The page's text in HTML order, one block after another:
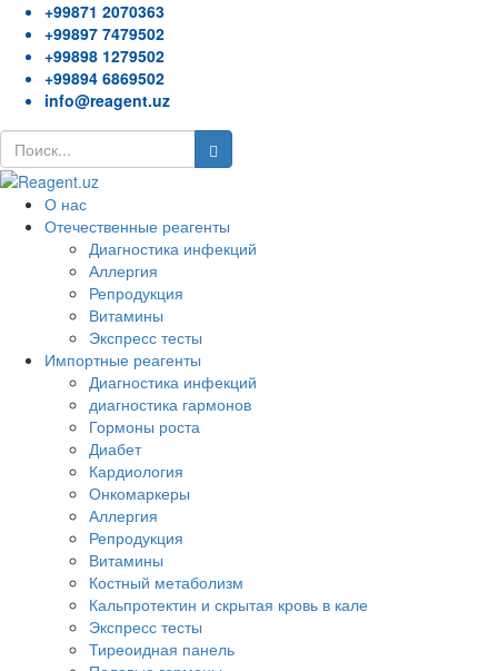
+99871 2070363
+99897 7479502
+99898 1279502
+99894 6869502
info@reagent.uz
О нас
Отечественные реагенты
Диагностика инфекций
Аллергия
Репродукция
Витамины
Экспресс тесты
Импортные реагенты
Диагностика инфекций
диагностика гармонов
Гормоны роста
Диабет
Кардиология
Онкомаркеры
Аллергия
Репродукция
Витамины
Костный метаболизм
Кальпротектин и скрытая кровь в кале
Экспресс тесты
Тиреоидная панель